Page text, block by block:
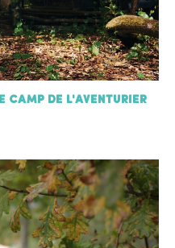
Camp de l'Aventurier